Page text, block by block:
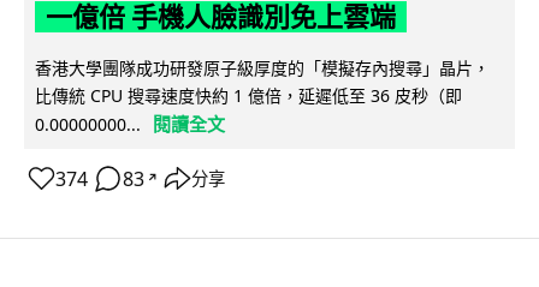
一億倍 手機人臉識別免上雲端
香港大學團隊成功研發原子級厚度的「模擬存內搜尋」晶片，
比傳統 CPU 搜尋速度快約 1 億倍，延遲低至 36 皮秒（即
0.00000000...
閱讀全文
374 83 ↗ 分享